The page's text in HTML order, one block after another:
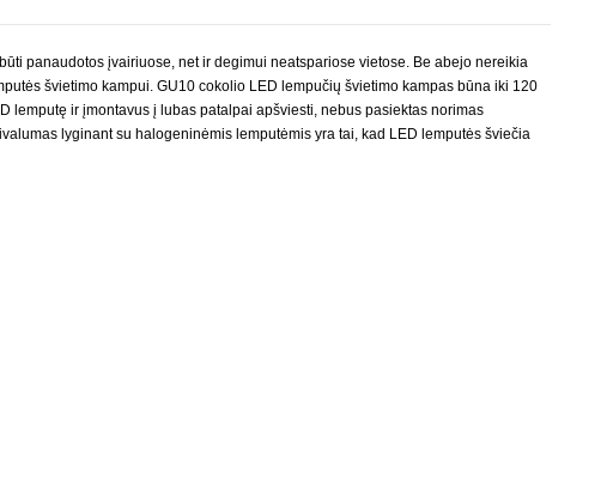
panaudotos įvairiuose, net ir degimui neatspariose vietose. Be abejo nereikia
švietimo kampui. GU10 cokolio LED lempučių švietimo kampas būna iki 120
lemputę ir įmontavus į lubas patalpai apšviesti, nebus pasiektas norimas
lyginant su halogeninėmis lemputėmis yra tai, kad LED lemputės šviečia